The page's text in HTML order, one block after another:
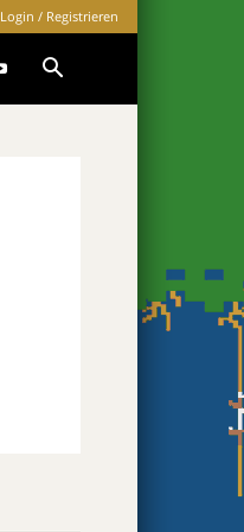
Login / Registrieren